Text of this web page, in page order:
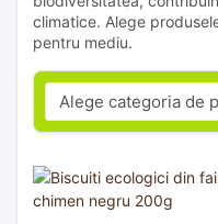
climatice. Alege
pentru mediu.